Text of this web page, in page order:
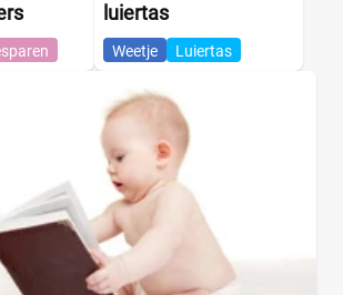
luiertas
Weetje Luiertas